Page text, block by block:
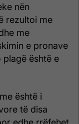
nën
rezultoi me
me
e pronave
është e
është i
të disa